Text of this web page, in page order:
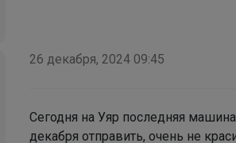
26 декабря, 2024 09:45
Сегодня на Уяр последняя
декабря отправить, очень не
носят с удовольствием — уже в